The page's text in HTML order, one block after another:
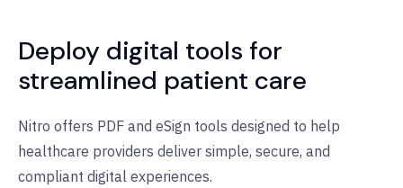
Deploy digital tools for
streamlined patient care
Nitro offers PDF and eSign tools designed to help
healthcare providers deliver simple, secure, and
compliant digital experiences.